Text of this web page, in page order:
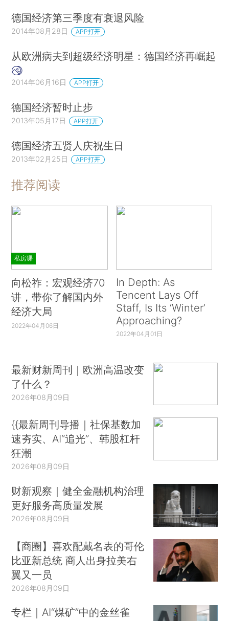
德国经济第三季度有衰退风险
2014年08月28日 APP打开
从欧洲病夫到超级经济明星：德国经济再崛起
2014年06月16日 APP打开
德国经济暂时止步
2013年05月17日 APP打开
德国经济五贤人庆祝生日
2013年02月25日 APP打开
推荐阅读
私房课
向松祚：宏观经济70
讲，带你了解国内外
经济大局
2022年04月06日
In Depth: As
Tencent Lays Off
Staff, Is Its ‘Winter’
Approaching?
2022年04月01日
最新财新周刊｜欧洲高温改变
了什么？
2026年08月09日
{{最新周刊导播｜社保基数加
速夯实、AI“追光”、韩股杠杆
狂潮
2026年08月09日
财新观察｜健全金融机构治理
更好服务高质量发展
2026年08月09日
【商圈】喜欢配戴名表的哥伦
比亚新总统 商人出身拉美右
翼又一员
2026年08月09日
专栏｜AI“煤矿”中的金丝雀